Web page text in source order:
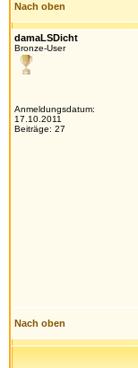
Nach oben
damaLSDicht
Bronze-User
Anmeldungsdatum:
17.10.2011
Beiträge: 27
Nach oben